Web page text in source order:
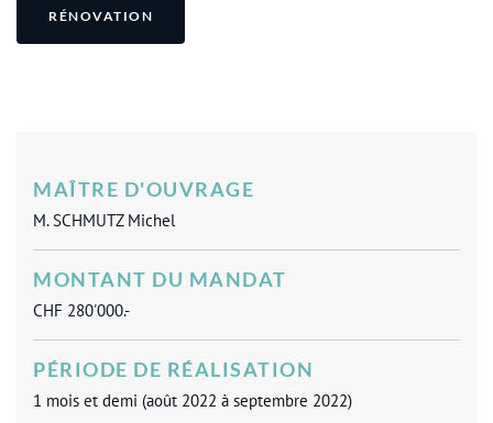
RÉNOVATION
MAÎTRE D'OUVRAGE
M. SCHMUTZ Michel
MONTANT DU MANDAT
CHF 280'000.-
PÉRIODE DE RÉALISATION
1 mois et demi (août 2022 à septembre 2022)